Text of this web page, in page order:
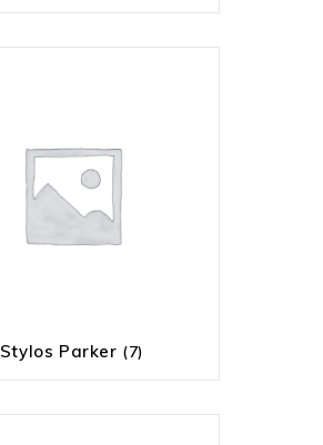
Stylos Parker (7)